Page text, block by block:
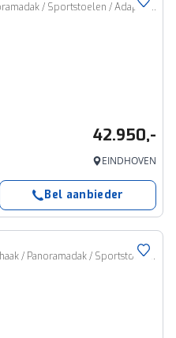
xDrive25e M Sport Automaat / Panoramadak / Sportstoelen / Adaptieve LED / Head-Up / Comfort Access / Parking assistant plus
42.950,-
EINDHOVEN
Bel aanbieder
xDrive25e M Sport Automaat / Trekhaak / Panoramadak / Sportstoelen / Comfort Access / Adaptieve LED / Stoelverwarming / Getint glas